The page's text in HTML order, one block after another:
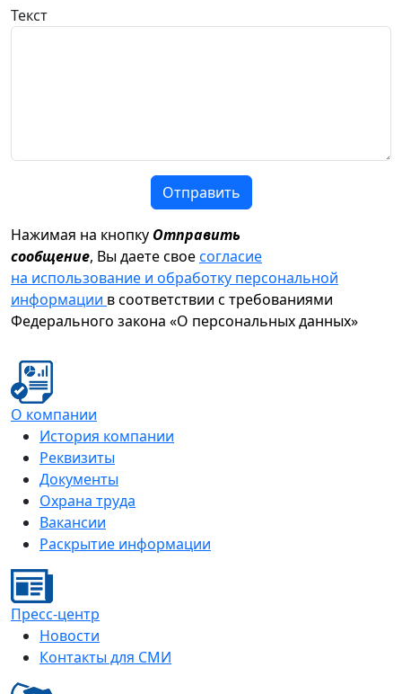
Текст
Отправить
Нажимая на кнопку Отправить
сообщение, Вы даете своесогласие
на использование и обработку персональной
информации в соответствии с требованиями
Федерального закона «О персональных данных»
О компании
История компании
Реквизиты
Документы
Охрана труда
Вакансии
Раскрытие информации
Пресс-центр
Новости
Контакты для СМИ